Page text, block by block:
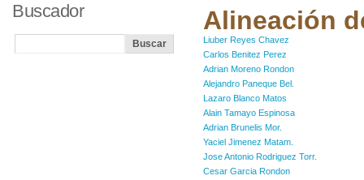
Alineación
Liuber Reyes Chavez
Carlos Benitez Perez
Adrian Moreno Rondon
Alejandro Paneque Bel.
Lazaro Blanco Matos
Alain Tamayo Espinosa
Adrian Brunelis Mor.
Yaciel Jimenez Matam.
Jose Antonio Rodriguez Torr.
Cesar Garcia Rondon
Buscador